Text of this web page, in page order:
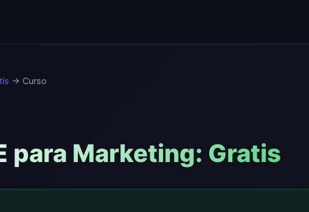
→ Curso
para Marketing: Gratis